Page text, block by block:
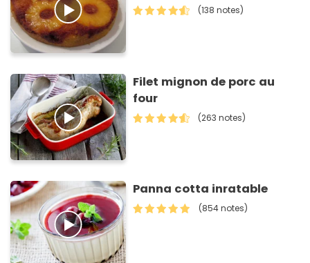
(138 notes)
Filet mignon de porc au
four
(263 notes)
Panna cotta inratable
(854 notes)